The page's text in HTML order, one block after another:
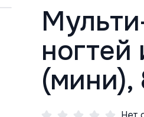
ногтей
(мини),